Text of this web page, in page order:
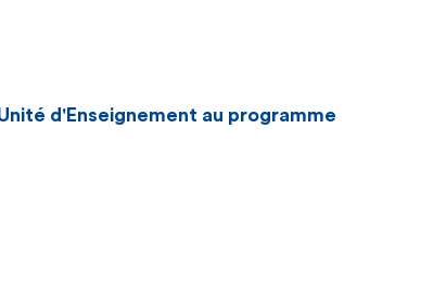
d'Enseignement au programme